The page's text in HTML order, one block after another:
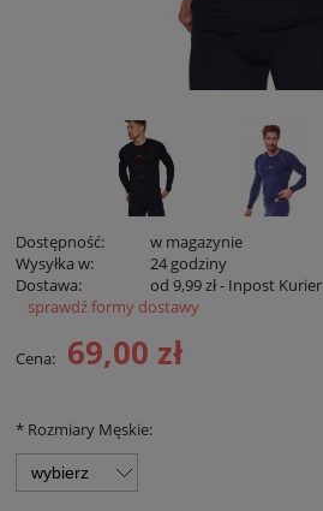
Dostępność:
w magazynie
Wysyłka w:
24 godziny
Dostawa:
od 9,99 zł- Inpost Kurier
Cena zawiera koszty płatności online
sprawdź formy dostawy
Cena: 69,00 zł
* Rozmiary Męskie: